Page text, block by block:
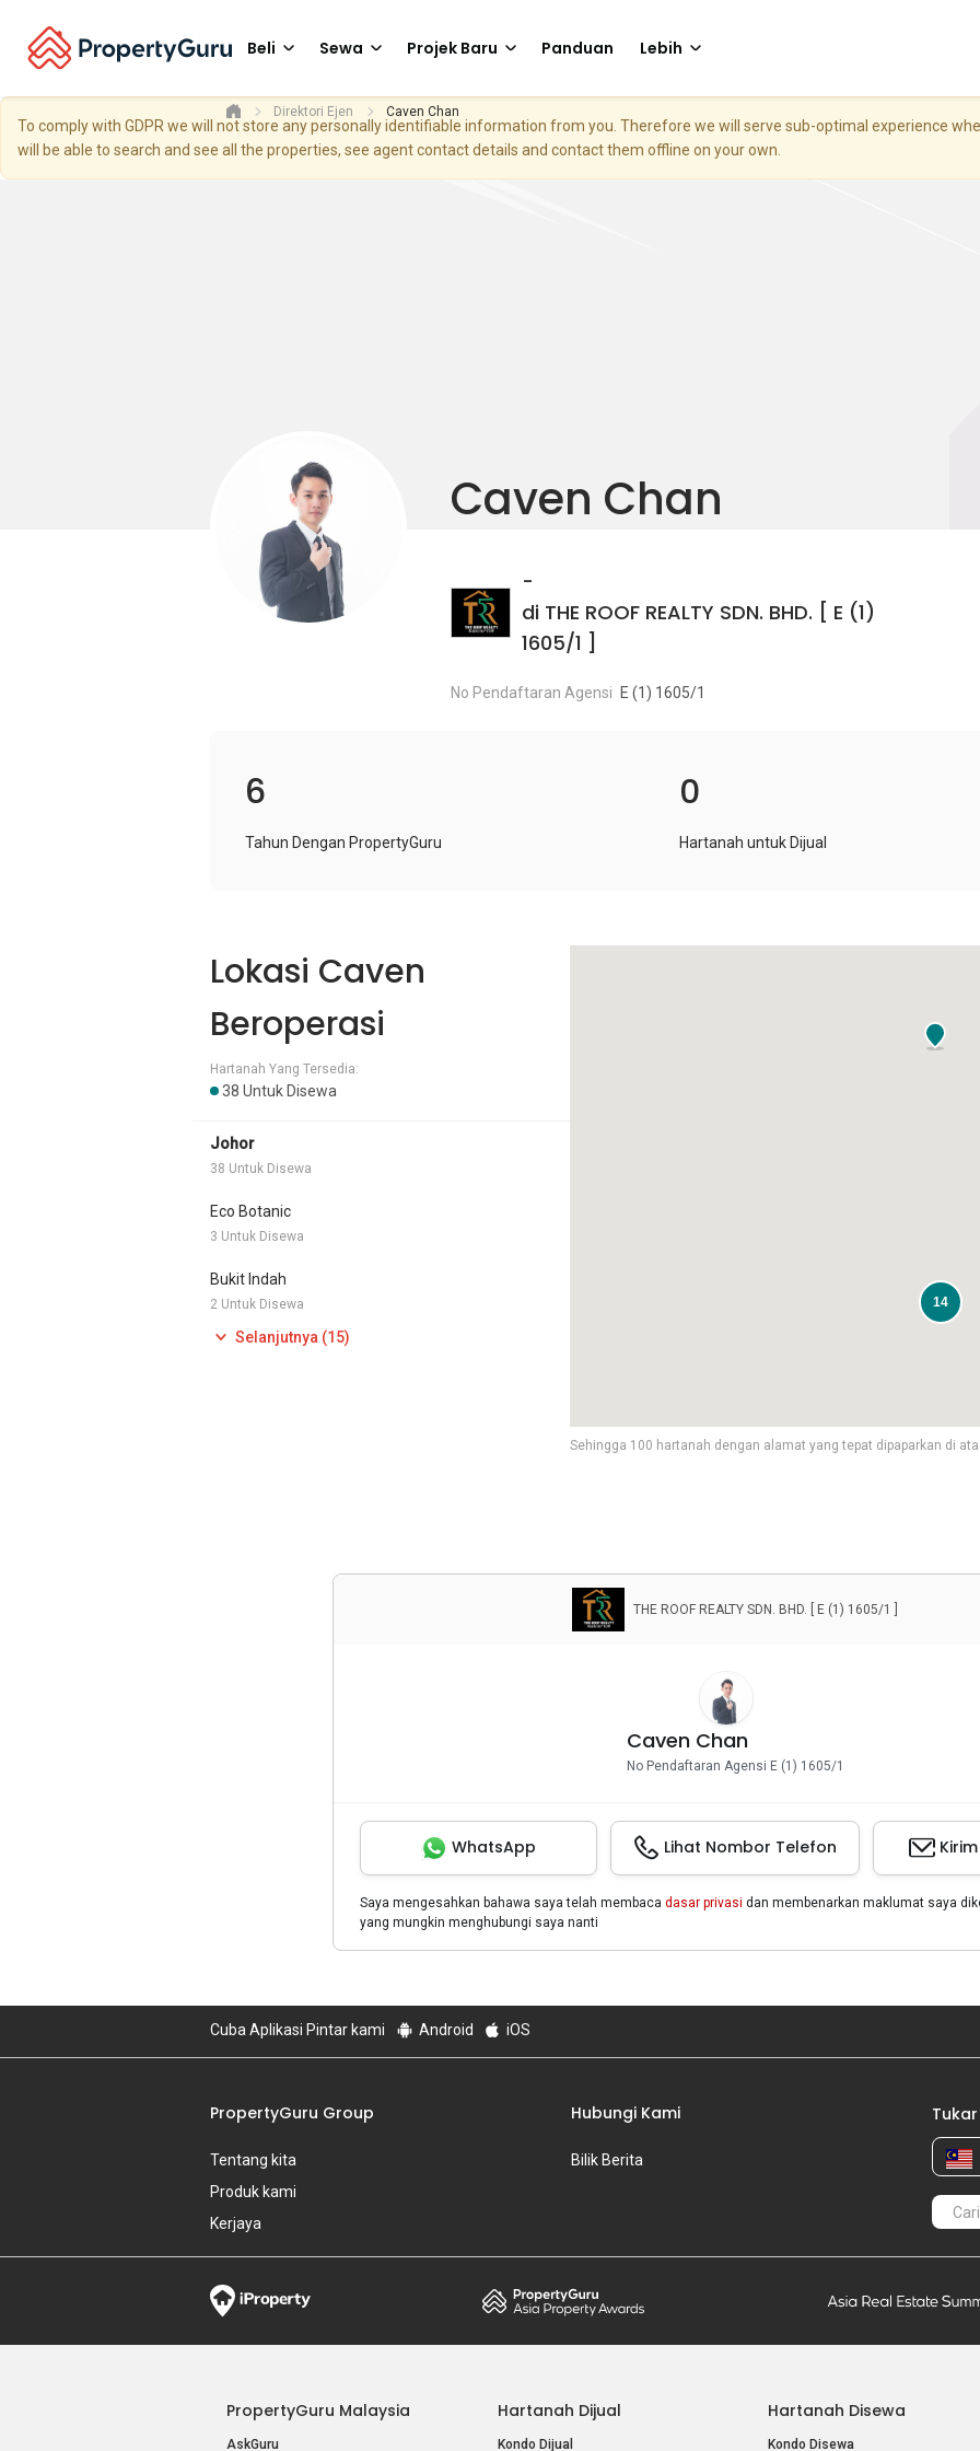
Beli Sewa Projek Baru Panduan Lebih
To comply with GDPR we will not store any personally identifiable information from you. Therefore we will serve sub-optimal experience
will be able to search and see all the properties, see agent contact details and contact them offline on your own.
Direktori Ejen Caven Chan
Caven Chan
-
di THE ROOF REALTY SDN. BHD. [ E (1)
1605/1 ]
No Pendaftaran Agensi E (1) 1605/1
6
Tahun Dengan PropertyGuru
0
Hartanah untuk Dijual
Lokasi Caven
Beroperasi
Hartanah Yang Tersedia:
38 Untuk Disewa
Johor
38 Untuk Disewa
Eco Botanic
3 Untuk Disewa
Bukit Indah
2 Untuk Disewa
Selanjutnya (15)
Sehingga 100 hartanah dengan alamat yang tepat dipaparkan di
14
THE ROOF REALTY SDN. BHD. [ E (1) 1605/1 ]
Caven Chan
No Pendaftaran Agensi E (1) 1605/1
WhatsApp Lihat Nombor Telefon
Saya mengesahkan bahawa saya telah membaca dasar privasi dan membenarkan maklumat saya
yang mungkin menghubungi saya nanti
Cuba Aplikasi Pintar kami Android iOS
PropertyGuru Group
Tentang kita
Produk kami
Kerjaya
Hubungi Kami
Bilik Berita
PropertyGuru Malaysia
AskGuru
Hartanah Dijual
Kondo Dijual
Hartanah Disewa
Kondo Disewa